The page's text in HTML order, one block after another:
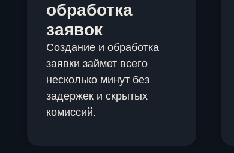
обработка
заявок
Создание и обработка
заявки займет всего
несколько минут без
задержек и скрытых
комиссий.